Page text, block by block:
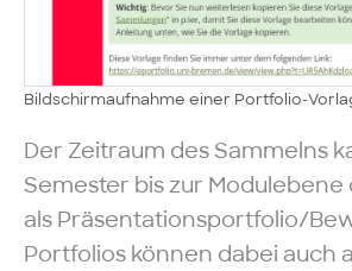
Bildschirmaufnahme einer Portfolio-
Der Zeitraum des Sammelns
Semester bis zur
als Präsentationsportfolio/
Portfolios können dabei auch